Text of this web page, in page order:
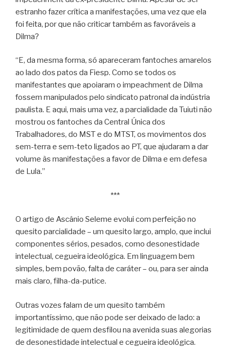
estranho fazer crítica a manifestações, uma vez que ela
foi feita, por que não criticar também as favoráveis a
Dilma?
“E, da mesma forma, só apareceram fantoches amarelos
ao lado dos patos da Fiesp. Como se todos os
manifestantes que apoiaram o impeachment de Dilma
fossem manipulados pelo sindicato patronal da indústria
paulista. E aqui, mais uma vez, a parcialidade da Tuiuti não
mostrou os fantoches da Central Única dos
Trabalhadores, do MST e do MTST, os movimentos dos
sem-terra e sem-teto ligados ao PT, que ajudaram a dar
volume às manifestações a favor de Dilma e em defesa
de Lula.”
***
O artigo de Ascânio Seleme evolui com perfeição no
quesito parcialidade – um quesito largo, amplo, que inclui
componentes sérios, pesados, como desonestidade
intelectual, cegueira ideológica. Em linguagem bem
simples, bem povão, falta de caráter – ou, para ser ainda
mais claro, filha-da-putice.
Outras vozes falam de um quesito também
importantíssimo, que não pode ser deixado de lado: a
legitimidade de quem desfilou na avenida suas alegorias
de desonestidade intelectual e cegueira ideológica.